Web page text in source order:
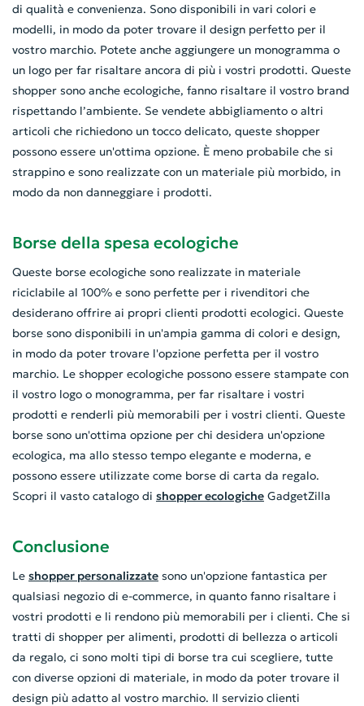
di qualità e convenienza. Sono disponibili in vari colori e
modelli, in modo da poter trovare il design perfetto per il
vostro marchio. Potete anche aggiungere un monogramma o
un logo per far risaltare ancora di più i vostri prodotti. Queste
shopper sono anche ecologiche, fanno risaltare il vostro brand
rispettando l’ambiente. Se vendete abbigliamento o altri
articoli che richiedono un tocco delicato, queste shopper
possono essere un'ottima opzione. È meno probabile che si
strappino e sono realizzate con un materiale più morbido, in
modo da non danneggiare i prodotti.
Borse della spesa ecologiche
Queste borse ecologiche sono realizzate in materiale
riciclabile al 100% e sono perfette per i rivenditori che
desiderano offrire ai propri clienti prodotti ecologici. Queste
borse sono disponibili in un'ampia gamma di colori e design,
in modo da poter trovare l'opzione perfetta per il vostro
marchio. Le shopper ecologiche possono essere stampate con
il vostro logo o monogramma, per far risaltare i vostri
prodotti e renderli più memorabili per i vostri clienti. Queste
borse sono un'ottima opzione per chi desidera un'opzione
ecologica, ma allo stesso tempo elegante e moderna, e
possono essere utilizzate come borse di carta da regalo.
Scopri il vasto catalogo di shopper ecologiche GadgetZilla
Conclusione
Le shopper personalizzate sono un'opzione fantastica per
qualsiasi negozio di e-commerce, in quanto fanno risaltare i
vostri prodotti e li rendono più memorabili per i clienti. Che si
tratti di shopper per alimenti, prodotti di bellezza o articoli
da regalo, ci sono molti tipi di borse tra cui scegliere, tutte
con diverse opzioni di materiale, in modo da poter trovare il
design più adatto al vostro marchio. Il servizio clienti